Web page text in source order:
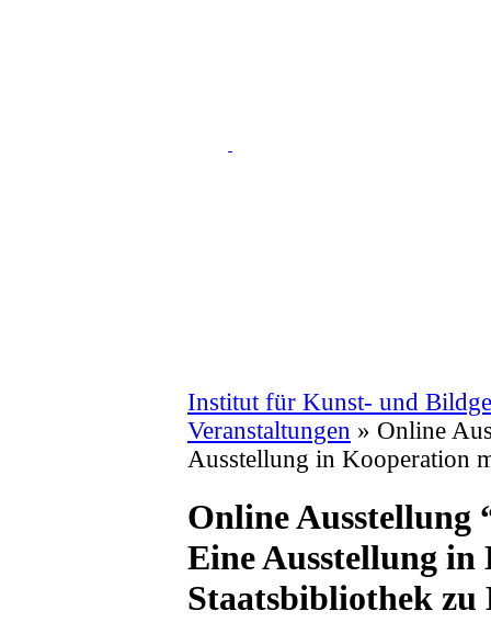
Institut für Kunst- und
Veranstaltungen » Online
Ausstellung in Kooperation
Online Ausstellung
Eine Ausstellung
Staatsbibliothek zu